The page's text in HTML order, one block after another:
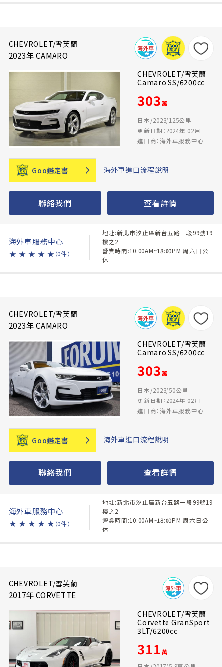
CHEVROLET/雪芙蘭
2023年 CAMARO
CHEVROLET/雪芙蘭
Camaro SS/6200cc
303萬
日本/2023/125公里
更新日期：2024年 02月
進口商：海外車服務中心
Goo鑑定書 海外車進口流程說明
聯絡我們 查看詳情
海外車服務中心
★ ★ ★ ★ ★ （0件）
地址:新北市汐止區新台五路一段99號19
樓之2
營業時間:10:00AM~18:00PM 周六日公
休
CHEVROLET/雪芙蘭
2023年 CAMARO
CHEVROLET/雪芙蘭
Camaro SS/6200cc
303萬
日本/2023/50公里
更新日期：2024年 02月
進口商：海外車服務中心
Goo鑑定書 海外車進口流程說明
聯絡我們 查看詳情
海外車服務中心
★ ★ ★ ★ ★ （0件）
地址:新北市汐止區新台五路一段99號19
樓之2
營業時間:10:00AM~18:00PM 周六日公
休
CHEVROLET/雪芙蘭
2017年 CORVETTE
CHEVROLET/雪芙蘭
Corvette GranSport
3LT/6200cc
311萬